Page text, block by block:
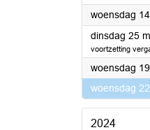
woensdag
dinsdag 25
voortzetting
woensdag
woensdag
2024